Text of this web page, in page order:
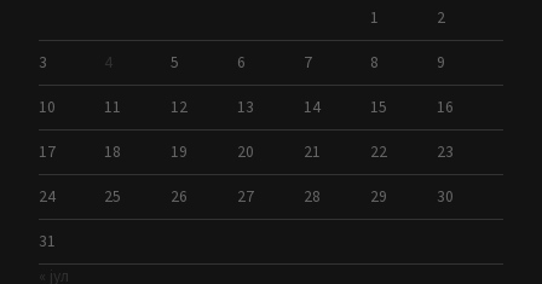
1 2
3 4 5 6 7 8 9
10 11 12 13 14 15 16
17 18 19 20 21 22 23
24 25 26 27 28 29 30
31
« јул